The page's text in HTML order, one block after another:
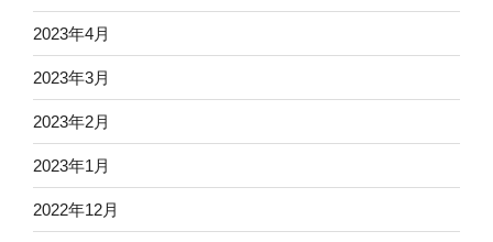
2023年4月
2023年3月
2023年2月
2023年1月
2022年12月